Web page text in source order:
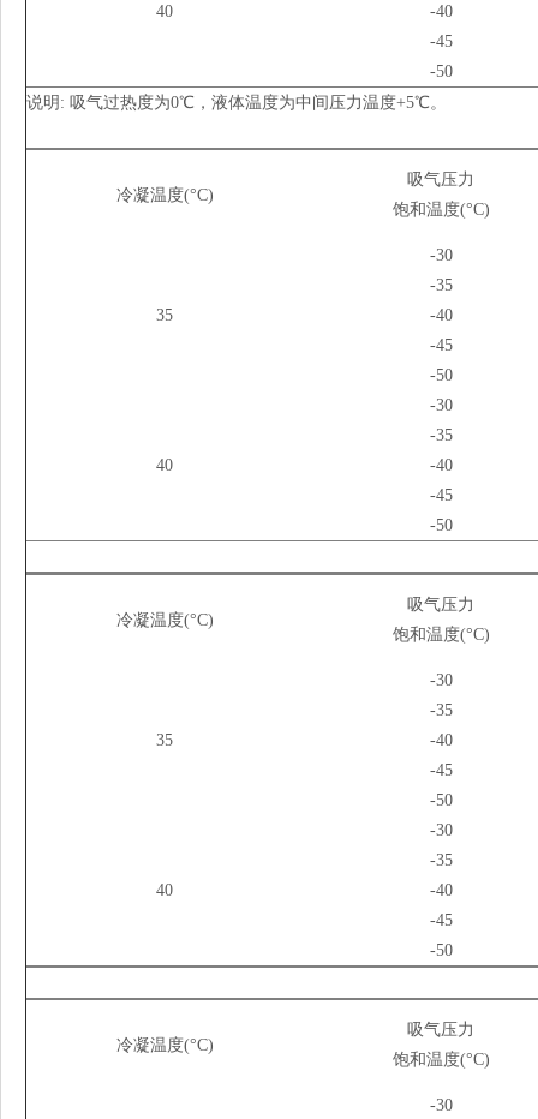
40
-40
-45
-50
说明: 吸气过热度为0℃，液体温度为中间压力温度+5℃。
冷凝温度(°C)
吸气压力
饱和温度(°C)
35
-30
-35
-40
-45
-50
40
-30
-35
-40
-45
-50
冷凝温度(°C)
吸气压力
饱和温度(°C)
35
-30
-35
-40
-45
-50
40
-30
-35
-40
-45
-50
冷凝温度(°C)
吸气压力
饱和温度(°C)
-30